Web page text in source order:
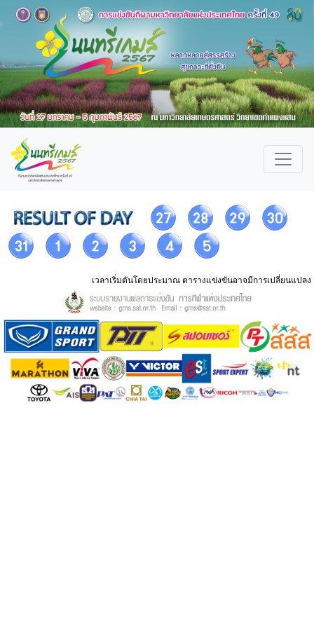
เวลาเริ่มตันโดยประมาณ ตารางแข่งขันอาจมีการเปลี่ยนแปลง